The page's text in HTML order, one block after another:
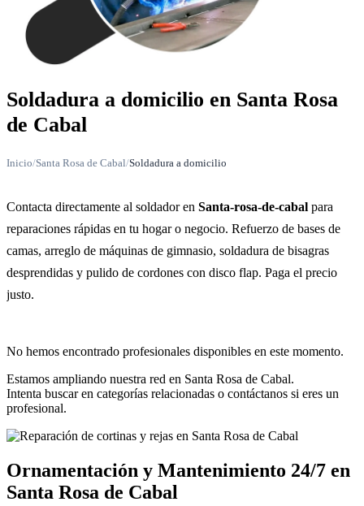
Soldadura a domicilio en Santa Rosa
de Cabal
Inicio/Santa Rosa de Cabal/Soldadura a domicilio
Contacta directamente al soldador en Santa-rosa-de-cabal para
reparaciones rápidas en tu hogar o negocio. Refuerzo de bases de
camas, arreglo de máquinas de gimnasio, soldadura de bisagras
desprendidas y pulido de cordones con disco flap. Paga el precio
justo.
No hemos encontrado profesionales disponibles en este momento.
Estamos ampliando nuestra red en Santa Rosa de Cabal.
Intenta buscar en categorías relacionadas o contáctanos si eres un
profesional.
Ornamentación y Mantenimiento 24/7 en
Santa Rosa de Cabal